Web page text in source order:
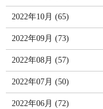
2022年10月 (65)
2022年09月 (73)
2022年08月 (57)
2022年07月 (50)
2022年06月 (72)